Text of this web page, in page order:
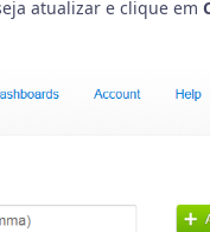
atualizar e clique em